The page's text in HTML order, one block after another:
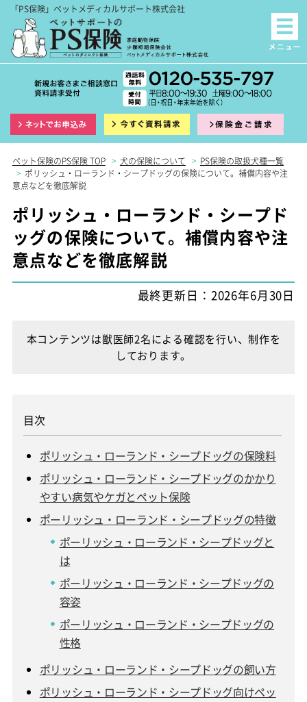
「PS保険」ペットメディカルサポート株式会社
インターネット申込 資料請求
ペット保険のPS保険 TOP > 犬の保険について > PS保険の取扱犬種一覧
> ポリッシュ・ローランド・シープドッグの保険について。補償内容や注
意点などを徹底解説
ポリッシュ・ローランド・シープド
ッグの保険について。補償内容や注
意点などを徹底解説
最終更新日：2026年6月30日
本コンテンツは獣医師2名による確認を行い、制作を
しております。
ポリッシュ・ローランド・シープドッグの保険料
ポリッシュ・ローランド・シープドッグのかかり
やすい病気やケガとペット保険
ポーリッシュ・ローランド・シープドッグの特徴
ポーリッシュ・ローランド・シープドッグと
は
ポーリッシュ・ローランド・シープドッグの
容姿
ポーリッシュ・ローランド・シープドッグの
性格
ポリッシュ・ローランド・シープドッグの飼い方
ポリッシュ・ローランド・シープドッグ向けペッ